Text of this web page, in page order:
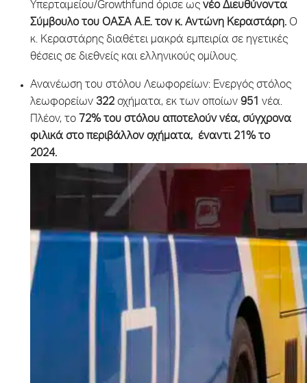
Υπερταμείου/Growthfund όρισε ως νέο Διευθύνοντα
Σύμβουλο του ΟΑΣΑ Α.Ε. τον κ. Αντώνη Κεραστάρη. Ο
κ. Κεραστάρης διαθέτει μακρά εμπειρία σε ηγετικές
θέσεις σε διεθνείς και ελληνικούς ομίλους.
Ανανέωση του στόλου Λεωφορείων: Ενεργός στόλος
λεωφορείων 322 οχήματα, εκ των οποίων 951 νέα.
Πλέον, το 72% του στόλου αποτελούν νέα, σύγχρονα
φιλικά στο περιβάλλον οχήματα, έναντι 21% το
2024.